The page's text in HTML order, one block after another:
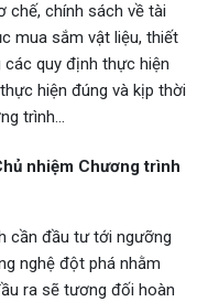
chế, chính sách về tài
mua sắm vật liệu, thiết
quy định thực hiện
hiện đúng và kịp thời
trình…
nhiệm Chương trình
đầu tư tới ngưỡng
nghệ đột phá nhằm
ra sẽ tương đối hoàn